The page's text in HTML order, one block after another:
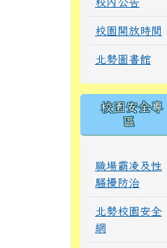
校園開放時間
北勢圖書館
校園安全專
區
職場霸凌及性
騷擾防治
北勢校園安全
網